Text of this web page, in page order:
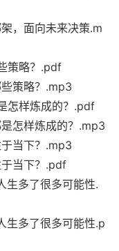
，面向未来决策.m
策略？.pdf
策略？.mp3
怎样炼成的？.pdf
怎样炼成的？.mp3
当下？.mp3
当下？.pdf
生多了很多可能性.
生多了很多可能性.p